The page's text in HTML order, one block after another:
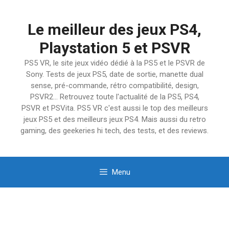
Le meilleur des jeux PS4,
Playstation 5 et PSVR
PS5 VR, le site jeux vidéo dédié à la PS5 et le PSVR de
Sony. Tests de jeux PS5, date de sortie, manette dual
sense, pré-commande, rétro compatibilité, design,
PSVR2… Retrouvez toute l'actualité de la PS5, PS4,
PSVR et PSVita. PS5 VR c'est aussi le top des meilleurs
jeux PS5 et des meilleurs jeux PS4. Mais aussi du retro
gaming, des geekeries hi tech, des tests, et des reviews.
Menu